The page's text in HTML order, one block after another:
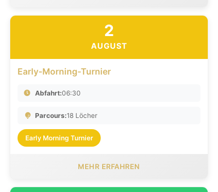
2
AUGUST
Early-Morning-Turnier
Abfahrt:06:30
Parcours:18 Löcher
Early Morning Turnier
MEHR ERFAHREN